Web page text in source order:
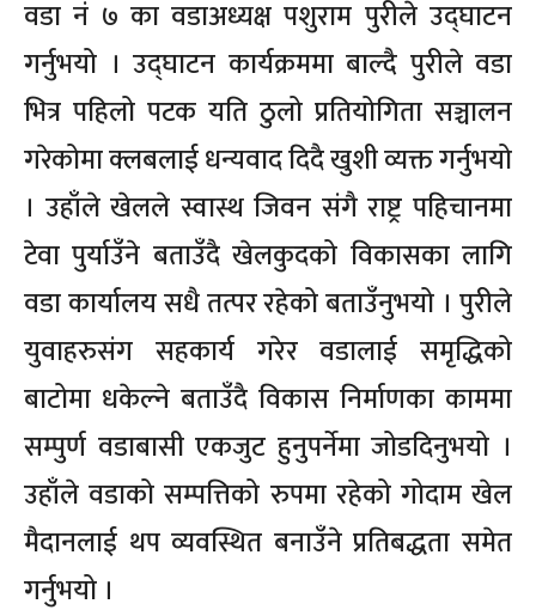
वडा नं ७ का वडाअध्यक्ष पशुराम पुरीले उद्घाटन
गर्नुभयो । उद्घाटन कार्यक्रममा बाल्दै पुरीले वडा
भित्र पहिलो पटक यति ठुलो प्रतियोगिता सञ्चालन
गरेकोमा क्लबलाई धन्यवाद दिदै खुशी व्यक्त गर्नुभयो
। उहाँले खेलले स्वास्थ जिवन संगै राष्ट्र पहिचानमा
टेवा पुर्याउँने बताउँदै खेलकुदको विकासका लागि
वडा कार्यालय सधै तत्पर रहेको बताउँनुभयो । पुरीले
युवाहरुसंग सहकार्य गरेर वडालाई समृद्धिको
बाटोमा धकेल्ने बताउँदै विकास निर्माणका काममा
सम्पुर्ण वडाबासी एकजुट हुनुपर्नेमा जोडदिनुभयो ।
उहाँले वडाको सम्पत्तिको रुपमा रहेको गोदाम खेल
मैदानलाई थप व्यवस्थित बनाउँने प्रतिबद्धता समेत
गर्नुभयो ।